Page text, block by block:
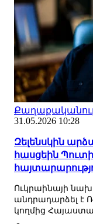
31.05.2026 10:28
Զելենսկին
հասցեին
Ուկրաինայի
անդրադարձել է
կողմից